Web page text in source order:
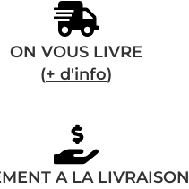
ON VOUS LIVRE
(+ d'info)
A LA LIVRAISON